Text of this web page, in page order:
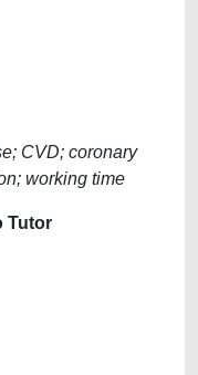
CVD; coronary
working time
Tutor